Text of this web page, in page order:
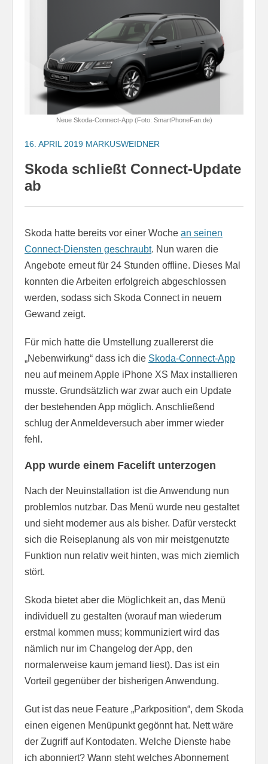
Neue Skoda-Connect-App (Foto: SmartPhoneFan.de)
16. APRIL 2019 MARKUSWEIDNER
Skoda schließt Connect-Update
ab
Skoda hatte bereits vor einer Woche an seinen
Connect-Diensten geschraubt. Nun waren die
Angebote erneut für 24 Stunden offline. Dieses Mal
konnten die Arbeiten erfolgreich abgeschlossen
werden, sodass sich Skoda Connect in neuem
Gewand zeigt.
Für mich hatte die Umstellung zuallererst die
„Nebenwirkung“ dass ich die Skoda-Connect-App
neu auf meinem Apple iPhone XS Max installieren
musste. Grundsätzlich war zwar auch ein Update
der bestehenden App möglich. Anschließend
schlug der Anmeldeversuch aber immer wieder
fehl.
App wurde einem Facelift unterzogen
Nach der Neuinstallation ist die Anwendung nun
problemlos nutzbar. Das Menü wurde neu gestaltet
und sieht moderner aus als bisher. Dafür versteckt
sich die Reiseplanung als von mir meistgenutzte
Funktion nun relativ weit hinten, was mich ziemlich
stört.
Skoda bietet aber die Möglichkeit an, das Menü
individuell zu gestalten (worauf man wiederum
erstmal kommen muss; kommuniziert wird das
nämlich nur im Changelog der App, den
normalerweise kaum jemand liest). Das ist ein
Vorteil gegenüber der bisherigen Anwendung.
Gut ist das neue Feature „Parkposition“, dem Skoda
einen eigenen Menüpunkt gegönnt hat. Nett wäre
der Zugriff auf Kontodaten. Welche Dienste habe
ich abonniert? Wann steht welches Abonnement